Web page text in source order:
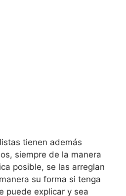
tienen además
siempre de la manera
posible, se las arreglan
su forma si tenga
puede explicar y sea